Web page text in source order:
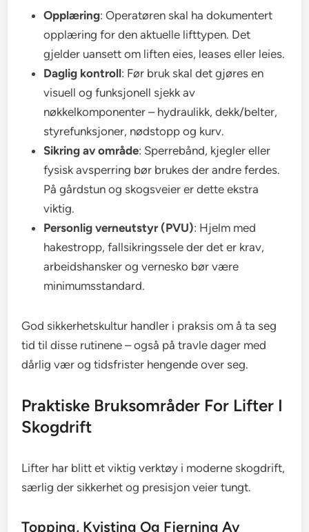
Opplæring: Operatøren skal ha dokumentert
opplæring for den aktuelle lifttypen. Det
gjelder uansett om liften eies, leases eller leies.
Daglig kontroll: Før bruk skal det gjøres en
visuell og funksjonell sjekk av
nøkkelkomponenter – hydraulikk, dekk/belter,
styrefunksjoner, nødstopp og kurv.
Sikring av område: Sperrebånd, kjegler eller
fysisk avsperring bør brukes der andre ferdes.
På gårdstun og skogsveier er dette ekstra
viktig.
Personlig verneutstyr (PVU): Hjelm med
hakestropp, fallsikringssele der det er krav,
arbeidshansker og vernesko bør være
minimumsstandard.
God sikkerhetskultur handler i praksis om å ta seg
tid til disse rutinene – også på travle dager med
dårlig vær og tidsfrister hengende over seg.
Praktiske Bruksområder For Lifter I
Skogdrift
Lifter har blitt et viktig verktøy i moderne skogdrift,
særlig der sikkerhet og presisjon veier tungt.
Topping, Kvisting Og Fjerning Av